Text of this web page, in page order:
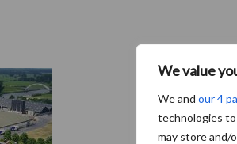
We value
We and our 4
technologies
may store and/